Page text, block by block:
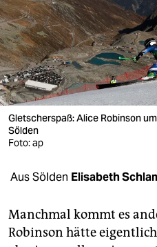
berlin
nord
wahrheit
verlag
verlag
shop
fragen & hilfe
unterstützen
Gletscherspaß: Alice Robinson
Sölden
Foto: ap
Aus Sölden Elisabeth
Manchmal kommt es
Robinson hätte